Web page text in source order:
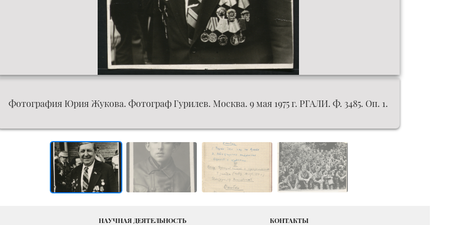
Фотография Юрия Жукова. Фотограф Гурилев. Москва. 9 мая 1975 г. РГАЛИ. Ф. 3485. Оп. 1.
НАУЧНАЯ ДЕЯТЕЛЬНОСТЬ КОНТАКТЫ